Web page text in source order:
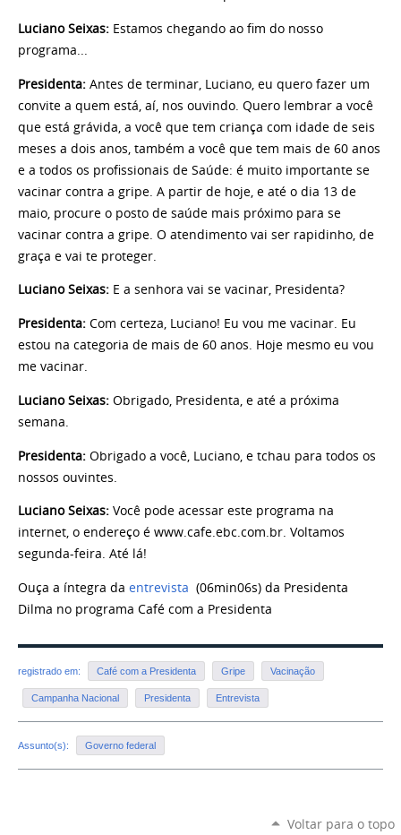
Luciano Seixas: Estamos chegando ao fim do nosso
programa...
Presidenta: Antes de terminar, Luciano, eu quero fazer um
convite a quem está, aí, nos ouvindo. Quero lembrar a você
que está grávida, a você que tem criança com idade de seis
meses a dois anos, também a você que tem mais de 60 anos
e a todos os profissionais de Saúde: é muito importante se
vacinar contra a gripe. A partir de hoje, e até o dia 13 de
maio, procure o posto de saúde mais próximo para se
vacinar contra a gripe. O atendimento vai ser rapidinho, de
graça e vai te proteger.
Luciano Seixas: E a senhora vai se vacinar, Presidenta?
Presidenta: Com certeza, Luciano! Eu vou me vacinar. Eu
estou na categoria de mais de 60 anos. Hoje mesmo eu vou
me vacinar.
Luciano Seixas: Obrigado, Presidenta, e até a próxima
semana.
Presidenta: Obrigado a você, Luciano, e tchau para todos os
nossos ouvintes.
Luciano Seixas: Você pode acessar este programa na
internet, o endereço é www.cafe.ebc.com.br. Voltamos
segunda-feira. Até lá!
Ouça a íntegra da entrevista (06min06s) da Presidenta
Dilma no programa Café com a Presidenta
registrado em: Café com a Presidenta Gripe Vacinação
Campanha Nacional Presidenta Entrevista
Assunto(s): Governo federal
Voltar para o topo